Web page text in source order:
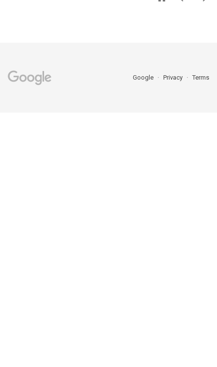
Google Privacy Terms